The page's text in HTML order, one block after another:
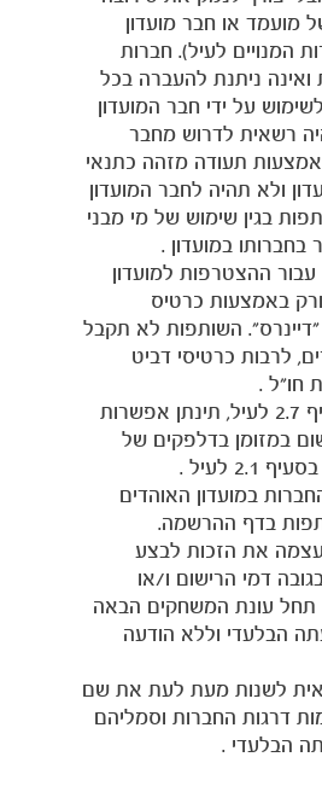
מועמד או חבר מועדון
המנויים לעיל). חברות
ואינה ניתנת להעברה בכל
על ידי חבר המועדון
רשאית לדרוש מחבר
תעודה מזהה כתנאי
ולא תהיה לחבר המועדון
בגין שימוש של מי מבני
במועדון .
ההצטרפות למועדון
באמצעות כרטיס
השותפות לא תקבל
לרבות כרטיסי דביט
חו"ל .
על אף האמור בסעיף 2.7 לעיל, תינתן אפשרות
במזומן בדלפקים של
לעיל .
במועדון האוהדים
בדף ההרשמה.
את הזכות לבצע
דמי הרישום ו/או
עונת המשחקים הבאה
הבלעדי וללא הודעה
לשנות מעת לעת את שם
דרגות החברות וסמליהם
הבלעדי .